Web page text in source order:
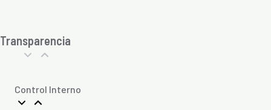
Transparencia
Control Interno